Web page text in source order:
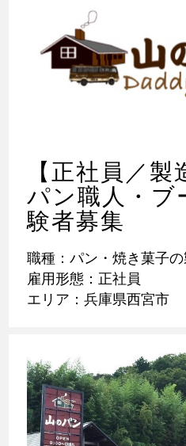
【正社員／製
パン職人・ブ
験者募集
職種：パン・焼き菓子
雇用形態：正社員
エリア：兵庫県西宮市